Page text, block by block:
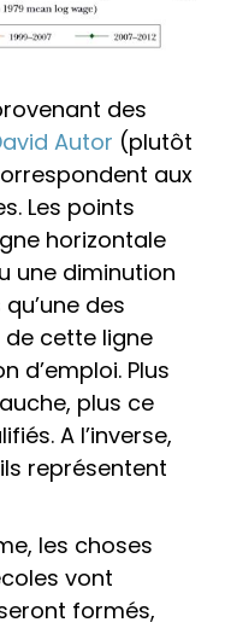
des
Autor (plutôt
aux
Les points
horizontale
une diminution
des
cette ligne
d’emploi. Plus
plus ce
A l’inverse,
représentent
les choses
vont
formés,